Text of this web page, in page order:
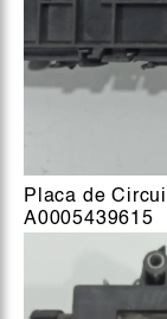
Placa de
A0005439615